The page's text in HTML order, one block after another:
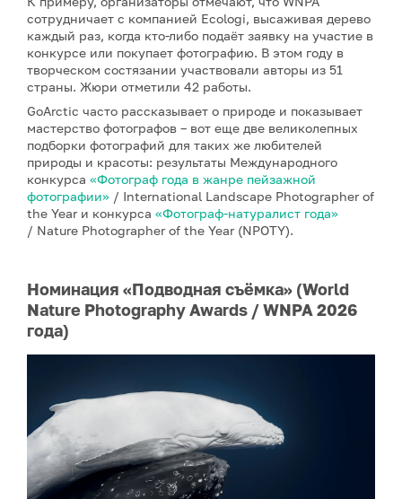
сотрудничает с компанией Ecologi, высаживая дерево
каждый раз, когда кто-либо подаёт заявку на участие в
конкурсе или покупает фотографию. В этом году в
творческом состязании участвовали авторы из 51
страны. Жюри отметили 42 работы.
GoArctic часто рассказывает о природе и показывает
мастерство фотографов – вот еще две великолепных
подборки фотографий для таких же любителей
природы и красоты: результаты Международного
конкурса «Фотограф года в жанре пейзажной
фотографии» / International Landscape Photographer of
the Year и конкурса «Фотограф-натуралист года»
/ Nature Photographer of the Year (NPOTY).
Номинация «Подводная съёмка» (World
Nature Photography Awards / WNPA 2026
года)